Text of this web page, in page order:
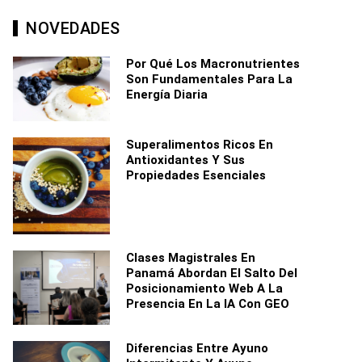
NOVEDADES
Por Qué Los Macronutrientes
Son Fundamentales Para La
Energía Diaria
Superalimentos Ricos En
Antioxidantes Y Sus
Propiedades Esenciales
Clases Magistrales En
Panamá Abordan El Salto Del
Posicionamiento Web A La
Presencia En La IA Con GEO
Diferencias Entre Ayuno